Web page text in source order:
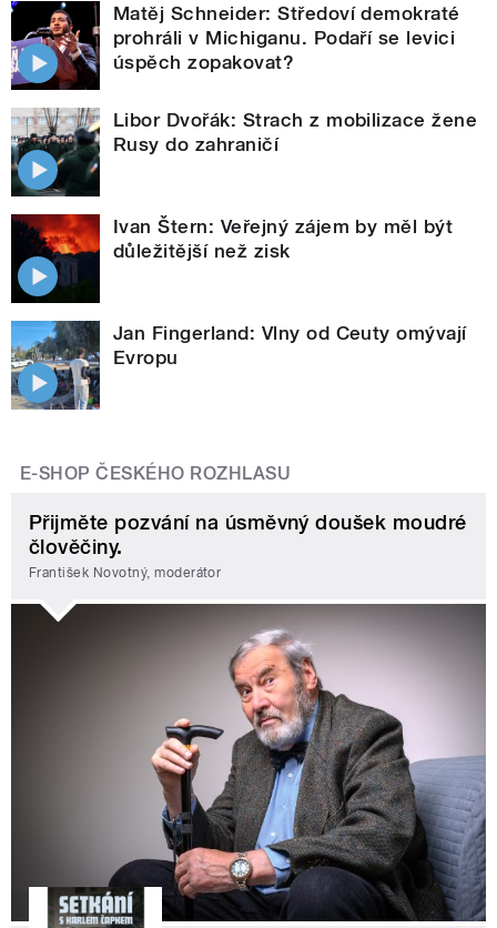
Matěj Schneider: Středoví demokraté
prohráli v Michiganu. Podaří se levici
úspěch zopakovat?
Libor Dvořák: Strach z mobilizace žene
Rusy do zahraničí
Ivan Štern: Veřejný zájem by měl být
důležitější než zisk
Jan Fingerland: Vlny od Ceuty omývají
Evropu
E-SHOP ČESKÉHO ROZHLASU
Přijměte pozvání na úsměvný doušek moudré
člověčiny.
František Novotný, moderátor